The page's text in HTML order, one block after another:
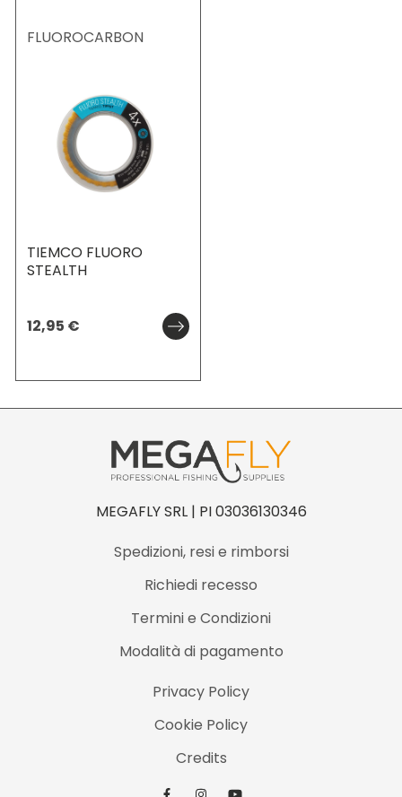
FLUOROCARBON
TIEMCO FLUORO
STEALTH
12,95 €
MEGAFLY SRL | PI 03036130346
Spedizioni, resi e rimborsi
Richiedi recesso
Termini e Condizioni
Modalità di pagamento
Privacy Policy
Cookie Policy
Credits